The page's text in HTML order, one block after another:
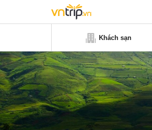
Khách sạn